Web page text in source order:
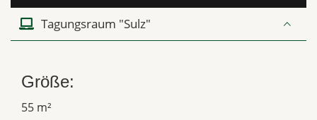
Tagungsraum "Sulz"
Größe:
55 m²